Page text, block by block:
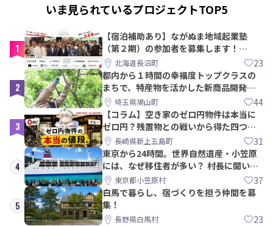
いま見られているプロジェクトTOP5
1
【宿泊補助あり】ながぬま地域起業塾
（第２期）の参加者を募集します！
【8/21〆】
北海道長沼町 23
2
都内から１時間の幸福度トップクラスの
まちで、特産物を活かした新商品開発＆
PRメンバー募集！
埼玉県鳩山町 44
3
【コラム】空き家のゼロ円物件は本当に
ゼロ円？残置物との戦いから得た四つの
教訓｜新上五島町
長崎県新上五島町 31
4
東京から24時間。世界自然遺産・小笠原
には、なぜ移住者が多い？ 村長に聞いて
みた東京都小笠原村 37
5
白馬で暮らし、宿づくりを担う仲間を募
集！
長野県白馬村 23